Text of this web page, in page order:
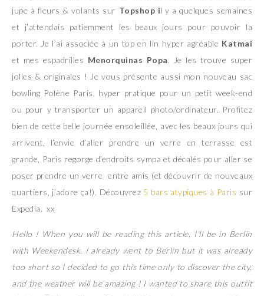
jupe à fleurs & volants sur Topshop il y a quelques semaines
et j’attendais patiemment les beaux jours pour pouvoir la
porter. Je l’ai associée à un top en lin hyper agréable Katmai
et mes espadrilles Menorquinas Popa. Je les trouve super
jolies & originales ! Je vous présente aussi mon nouveau sac
bowling Polène Paris, hyper pratique pour un petit week-end
ou pour y transporter un appareil photo/ordinateur. Profitez
bien de cette belle journée ensoleillée, avec les beaux jours qui
arrivent, l’envie d’aller prendre un verre en terrasse est
grande, Paris regorge d’endroits sympa et décalés pour aller se
poser prendre un verre entre amis (et découvrir de nouveaux
quartiers, j’adore ça!). Découvrez 5 bars atypiques à Paris sur
Expedia. xx
Hello ! When you will be reading this article, I’ll be in Berlin
with Weekendesk. I already went to Berlin but it was already
too short so I decided to go this time only to discover the city,
and the weather will be amazing ! I wanted to share this outfit